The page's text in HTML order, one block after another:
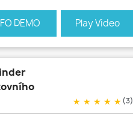
FO DEMO Play Video
★ ★ ★ ★ ★(3)